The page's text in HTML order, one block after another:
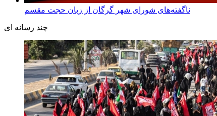
ناگفته‌های شورای شهر گرگان از زبان حجت مقسم
چند رسانه ای